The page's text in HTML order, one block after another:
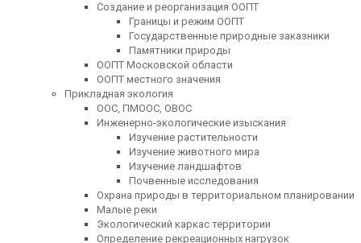
Создание и реорганизация ООПТ
Границы и режим ООПТ
Государственные природные заказники
Памятники природы
ООПТ Московской области
ООПТ местного значения
Прикладная экология
ООС, ПМООС, ОВОС
Инженерно-экологические изыскания
Изучение растительности
Изучение животного мира
Изучение ландшафтов
Почвенные исследования
Охрана природы в территориальном планировании
Малые реки
Экологический каркас территории
Определение рекреационных нагрузок